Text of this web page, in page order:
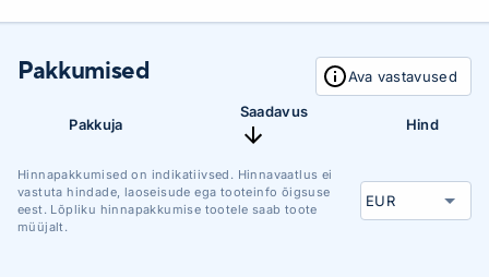
Pakkumised Ava vastavused
Pakkuja
Saadavus
Hind
Hinnapakkumised on indikatiivsed. Hinnavaatlus ei
vastuta hindade, laoseisude ega tooteinfo õigsuse
eest. Lõpliku hinnapakkumise tootele saab toote
müüjalt.